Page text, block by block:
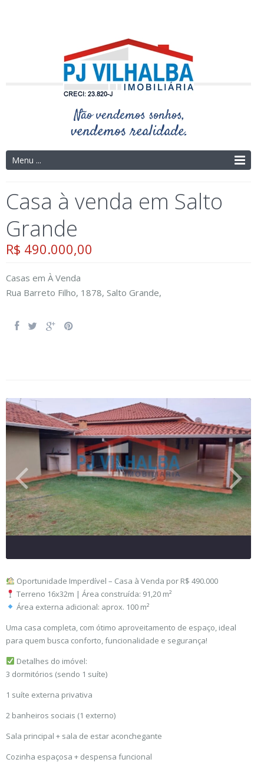
Menu ...
Casa à venda em Salto
Grande
R$ 490.000,00
Casas em À Venda
Rua Barreto Filho, 1878, Salto Grande,
Oportunidade Imperdível – Casa à Venda por R$ 490.000
Terreno 16x32m | Área construída: 91,20 m²
Área externa adicional: aprox. 100 m²
Uma casa completa, com ótimo aproveitamento de espaço, ideal
para quem busca conforto, funcionalidade e segurança!
Detalhes do imóvel:
3 dormitórios (sendo 1 suíte)
1 suíte externa privativa
2 banheiros sociais (1 externo)
Sala principal + sala de estar aconchegante
Cozinha espaçosa + despensa funcional